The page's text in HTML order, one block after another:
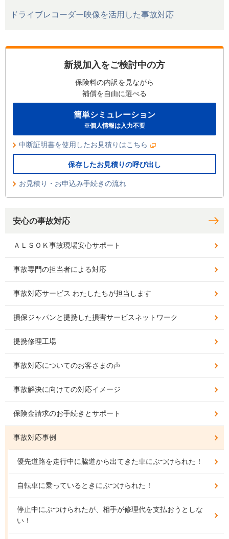
ドライブレコーダー映像を活用した事故対応
新規加入をご検討中の方
保険料の内訳を見ながら
補償を自由に選べる
簡単シミュレーション
※個人情報は入力不要
中断証明書を使用したお見積りはこちら
保存したお見積りの呼び出し
お見積り・お申込み手続きの流れ
安心の事故対応
ＡＬＳＯＫ事故現場安心サポート
事故専門の担当者による対応
事故対応サービス わたしたちが担当します
損保ジャパンと提携した損害サービスネットワーク
提携修理工場
事故対応についてのお客さまの声
事故解決に向けての対応イメージ
保険金請求のお手続きとサポート
事故対応事例
優先道路を走行中に脇道から出てきた車にぶつけられた！
自転車に乗っているときにぶつけられた！
停止中にぶつけられたが、相手が修理代を支払おうとしな
い！